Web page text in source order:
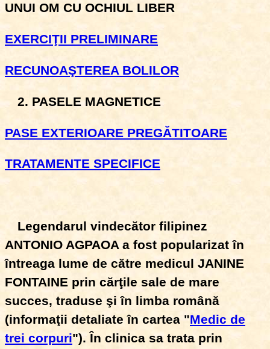
UNUI OM CU OCHIUL LIBER
EXERCIŢII PRELIMINARE
RECUNOAŞTEREA BOLILOR
2. PASELE MAGNETICE
PASE EXTERIOARE PREGĂTITOARE
TRATAMENTE SPECIFICE
Legendarul vindecător filipinez
ANTONIO AGPAOA a fost popularizat în
întreaga lume de către medicul JANINE
FONTAINE prin cărţile sale de mare
succes, traduse şi în limba română
(informaţii detaliate în cartea "Medic de
trei corpuri"). În clinica sa trata prin